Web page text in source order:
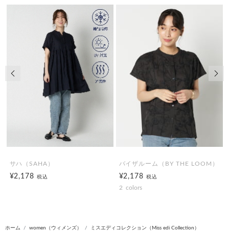
サハ（SAHA）
¥2,178税込
バイザルーム（BY THE LOOM）
¥2,178税込
2 colors
前の画像
ホーム women（ウィメンズ）
ミスエディコレクション（Miss edi Collection）